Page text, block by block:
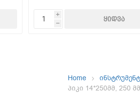
i
h
Home
პიკი 14*250მმ, 250